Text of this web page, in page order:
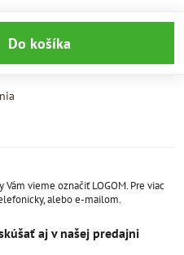
Do košíka
vieme označiť LOGOM. Pre viac
alebo e-mailom.
aj v našej predajni